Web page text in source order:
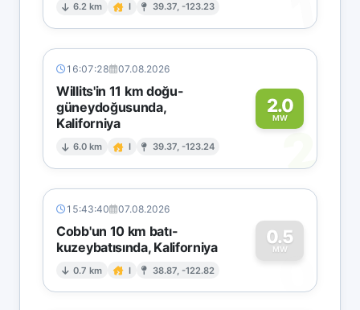
6.2 km I 39.37, -123.23
16:07:28 07.08.2026
Willits'in 11 km doğu-
güneydoğusunda,
Kaliforniya
6.0 km I 39.37, -123.24
2.0
MW
2
15:43:40 07.08.2026
Cobb'un 10 km batı-
kuzeybatısında, Kaliforniya
0.7 km I 38.87, -122.82
0.5
MW
0